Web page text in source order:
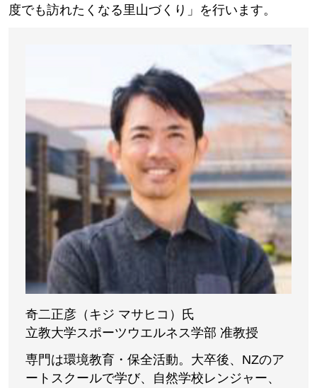
度でも訪れたくなる里山づくり」を行います。
奇二正彦（キジ マサヒコ）氏
立教大学スポーツウエルネス学部 准教授
専門は環境教育・保全活動。大卒後、NZのア
ートスクールで学び、自然学校レンジャー、